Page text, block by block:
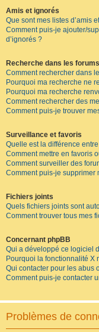
Amis et ignorés
Que sont mes listes d’amis
Comment puis-je ajouter/
d’ignorés ?
Recherche dans les forums
Comment rechercher dans
Pourquoi ma recherche ne
Pourquoi ma recherche
Comment rechercher des
Comment puis-je trouver
Surveillance et favoris
Quelle est la différence
Comment mettre en favoris
Comment surveiller des
Comment puis-je supprimer
Fichiers joints
Quels fichiers joints sont
Comment trouver tous mes
Concernant phpBB
Qui a développé ce logiciel
Pourquoi la fonctionnalité X
Qui contacter pour les abus
Comment puis-je contacter
Problèmes de